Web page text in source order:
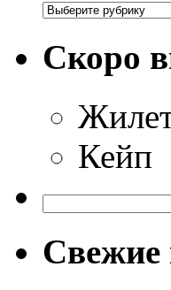
Рубрики
Скоро
Кейп
Свежие